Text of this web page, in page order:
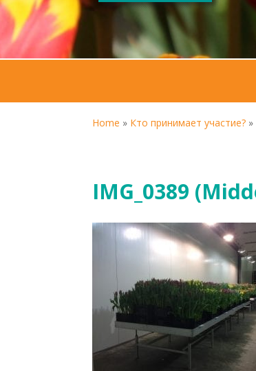
Home » Кто принимает участие? »
IMG_0389